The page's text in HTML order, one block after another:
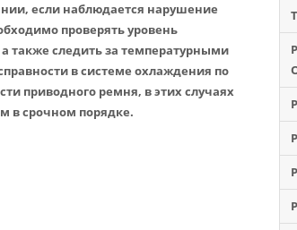
если наблюдается нарушение
проверять уровень
также следить за температурными
в системе охлаждения по
приводного ремня, в этих случаях
в срочном порядке.